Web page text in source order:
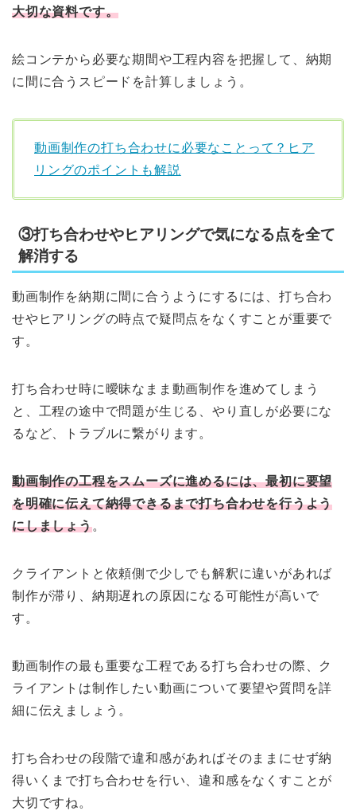
大切な資料です。
絵コンテから必要な期間や工程内容を把握して、納期
に間に合うスピードを計算しましょう。
動画制作の打ち合わせに必要なことって？ヒア
リングのポイントも解説
③打ち合わせやヒアリングで気になる点を全て
解消する
動画制作を納期に間に合うようにするには、打ち合わ
せやヒアリングの時点で疑問点をなくすことが重要で
す。
打ち合わせ時に曖昧なまま動画制作を進めてしまう
と、工程の途中で問題が生じる、やり直しが必要にな
るなど、トラブルに繋がります。
動画制作の工程をスムーズに進めるには、最初に要望
を明確に伝えて納得できるまで打ち合わせを行うよう
にしましょう。
クライアントと依頼側で少しでも解釈に違いがあれば
制作が滞り、納期遅れの原因になる可能性が高いで
す。
動画制作の最も重要な工程である打ち合わせの際、ク
ライアントは制作したい動画について要望や質問を詳
細に伝えましょう。
打ち合わせの段階で違和感があればそのままにせず納
得いくまで打ち合わせを行い、違和感をなくすことが
大切ですね。